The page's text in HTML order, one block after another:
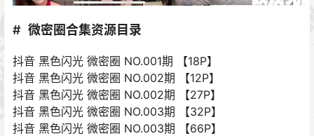
微密圈合集资源目录
抖音 黑色闪光 微密圈 NO.001期 【18P】
抖音 黑色闪光 微密圈 NO.002期 【12P】
抖音 黑色闪光 微密圈 NO.002期 【27P】
抖音 黑色闪光 微密圈 NO.003期 【32P】
抖音 黑色闪光 微密圈 NO.003期 【66P】